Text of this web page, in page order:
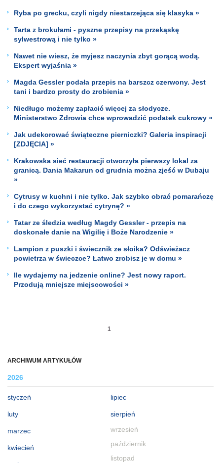
ARCHIWUM ARTYKUŁÓW
2026
styczeń
luty
marzec
kwiecień
lipiec
sierpień
wrzesień
październik
listopad
Ryba po grecku, czyli nigdy niestarzejąca się klasyka »
Tarta z brokułami - pyszne przepisy na przekąskę
sylwestrową i nie tylko »
Nawet nie wiesz, że myjesz naczynia zbyt gorącą wodą.
Ekspert wyjaśnia »
Magda Gessler podała przepis na barszcz czerwony. Jest
tani i bardzo prosty do zrobienia »
Niedługo możemy zapłacić więcej za słodycze.
Ministerstwo Zdrowia chce wprowadzić podatek cukrowy »
Jak udekorować świąteczne pierniczki? Galeria inspiracji
[ZDJĘCIA] »
Krakowska sieć restauracji otworzyła pierwszy lokal za
granicą. Dania Makarun od grudnia można zjeść w Dubaju
»
Cytrusy w kuchni i nie tylko. Jak szybko obrać pomarańczę
i do czego wykorzystać cytrynę? »
Tatar ze śledzia według Magdy Gessler - przepis na
doskonałe danie na Wigilię i Boże Narodzenie »
Lampion z puszki i świecznik ze słoika? Odświeżacz
powietrza w świeczce? Łatwo zrobisz je w domu »
Ile wydajemy na jedzenie online? Jest nowy raport.
Przodują mniejsze miejscowości »
1